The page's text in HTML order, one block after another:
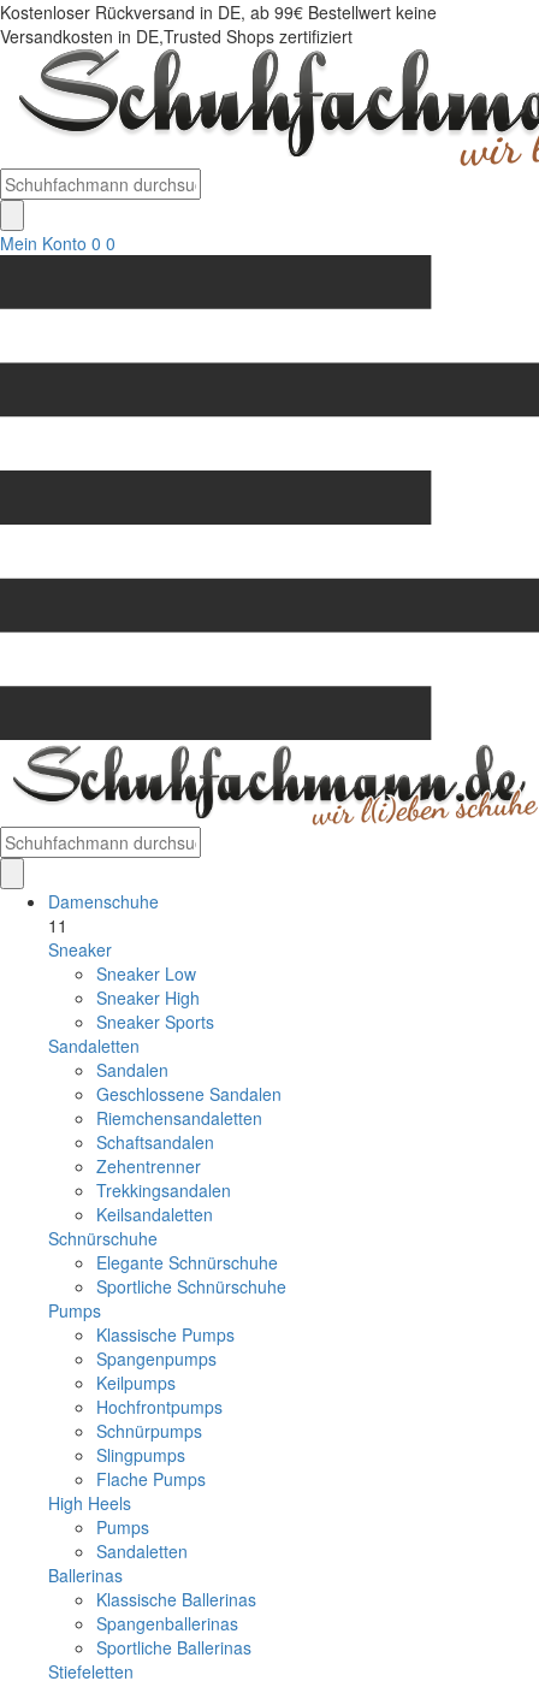
Kostenloser Rückversand in DE, ab 99€ Bestellwert keine
Versandkosten in DE,Trusted Shops zertifiziert
Mein Konto 0 0
Damenschuhe
11
Sneaker
Sneaker Low
Sneaker High
Sneaker Sports
Sandaletten
Sandalen
Geschlossene Sandalen
Riemchensandaletten
Schaftsandalen
Zehentrenner
Trekkingsandalen
Keilsandaletten
Schnürschuhe
Elegante Schnürschuhe
Sportliche Schnürschuhe
Pumps
Klassische Pumps
Spangenpumps
Keilpumps
Hochfrontpumps
Schnürpumps
Slingpumps
Flache Pumps
High Heels
Pumps
Sandaletten
Ballerinas
Klassische Ballerinas
Spangenballerinas
Sportliche Ballerinas
Stiefeletten